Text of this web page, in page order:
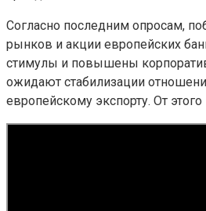
Согласно последним опросам,
рынков и акции европейских
стимулы и повышены
ожидают стабилизации
европейскому экспорту. От